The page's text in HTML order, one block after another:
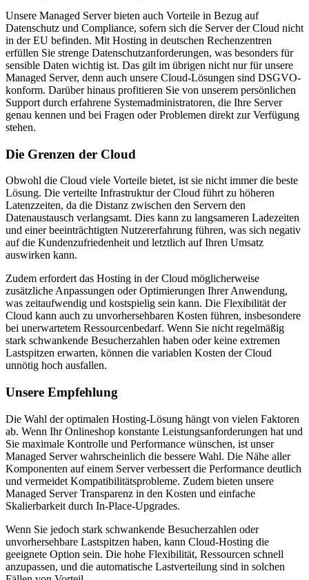
Unsere Managed Server bieten auch Vorteile in Bezug auf
Datenschutz und Compliance, sofern sich die Server der Cloud nicht
in der EU befinden. Mit Hosting in deutschen Rechenzentren
erfüllen Sie strenge Datenschutzanforderungen, was besonders für
sensible Daten wichtig ist. Das gilt im übrigen nicht nur für unsere
Managed Server, denn auch unsere Cloud-Lösungen sind DSGVO-
konform. Darüber hinaus profitieren Sie von unserem persönlichen
Support durch erfahrene Systemadministratoren, die Ihre Server
genau kennen und bei Fragen oder Problemen direkt zur Verfügung
stehen.
Die Grenzen der Cloud
Obwohl die Cloud viele Vorteile bietet, ist sie nicht immer die beste
Lösung. Die verteilte Infrastruktur der Cloud führt zu höheren
Latenzzeiten, da die Distanz zwischen den Servern den
Datenaustausch verlangsamt. Dies kann zu langsameren Ladezeiten
und einer beeinträchtigten Nutzererfahrung führen, was sich negativ
auf die Kundenzufriedenheit und letztlich auf Ihren Umsatz
auswirken kann.
Zudem erfordert das Hosting in der Cloud möglicherweise
zusätzliche Anpassungen oder Optimierungen Ihrer Anwendung,
was zeitaufwendig und kostspielig sein kann. Die Flexibilität der
Cloud kann auch zu unvorhersehbaren Kosten führen, insbesondere
bei unerwartetem Ressourcenbedarf. Wenn Sie nicht regelmäßig
stark schwankende Besucherzahlen haben oder keine extremen
Lastspitzen erwarten, können die variablen Kosten der Cloud
unnötig hoch ausfallen.
Unsere Empfehlung
Die Wahl der optimalen Hosting-Lösung hängt von vielen Faktoren
ab. Wenn Ihr Onlineshop konstante Leistungsanforderungen hat und
Sie maximale Kontrolle und Performance wünschen, ist unser
Managed Server wahrscheinlich die bessere Wahl. Die Nähe aller
Komponenten auf einem Server verbessert die Performance deutlich
und vermeidet Kompatibilitätsprobleme. Zudem bieten unsere
Managed Server Transparenz in den Kosten und einfache
Skalierbarkeit durch In-Place-Upgrades.
Wenn Sie jedoch stark schwankende Besucherzahlen oder
unvorhersehbare Lastspitzen haben, kann Cloud-Hosting die
geeignete Option sein. Die hohe Flexibilität, Ressourcen schnell
anzupassen, und die automatische Lastverteilung sind in solchen